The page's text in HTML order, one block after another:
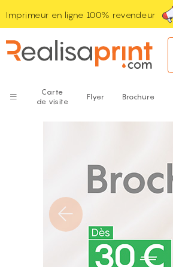
Imprimeur en ligne 100% revendeur
Carte
de visite
Flyer Brochure